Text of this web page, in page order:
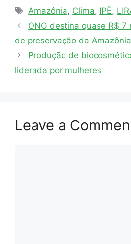
Amazônia, Clima, IPÊ,
ONG destina quase R$ 7
de preservação da Amazônia
Produção de
liderada por mulheres
Leave a